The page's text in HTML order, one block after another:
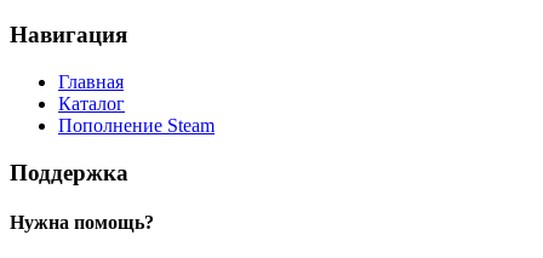
Навигация
Главная
Каталог
Пополнение Steam
Поддержка
Нужна помощь?